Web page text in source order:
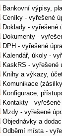
Bankovní výpisy,
Ceníky - vyřešené
Doklady - vyřešené
Dokumenty -
DPH - vyřešené
Kalendář, úkoly -
KaskRS - vyřešené
Knihy a výkazy,
Komunikace
Konfigurace,
Kontakty - vyřešené
Mzdy - vyřešené
Objednávky a
Odběrní místa -